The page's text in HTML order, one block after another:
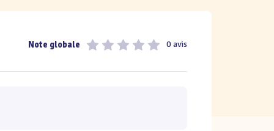
Note globale 0 avis